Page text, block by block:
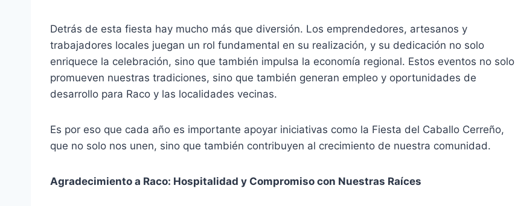
Detrás de esta fiesta hay mucho más que diversión. Los emprendedores, artesanos y
trabajadores locales juegan un rol fundamental en su realización, y su dedicación no solo
enriquece la celebración, sino que también impulsa la economía regional. Estos eventos no solo
promueven nuestras tradiciones, sino que también generan empleo y oportunidades de
desarrollo para Raco y las localidades vecinas.
Es por eso que cada año es importante apoyar iniciativas como la Fiesta del Caballo Cerreño,
que no solo nos unen, sino que también contribuyen al crecimiento de nuestra comunidad.
Agradecimiento a Raco: Hospitalidad y Compromiso con Nuestras Raíces